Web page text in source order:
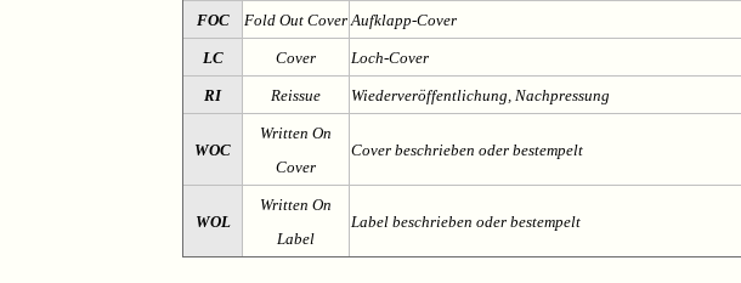
FOC Fold Out Cover Aufklapp-Cover
LC Cover Loch-Cover
RI Reissue Wiederveröffentlichung, Nachpressung
WOC
Written On
Cover
Cover beschrieben oder bestempelt
WOL
Written On
Label
Label beschrieben oder bestempelt